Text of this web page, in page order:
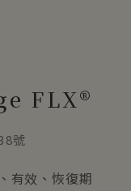
FLX®
號
有效、恢復期